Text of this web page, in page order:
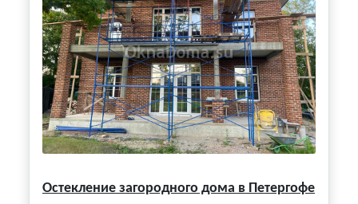
Остекление загородного дома в Петергофе